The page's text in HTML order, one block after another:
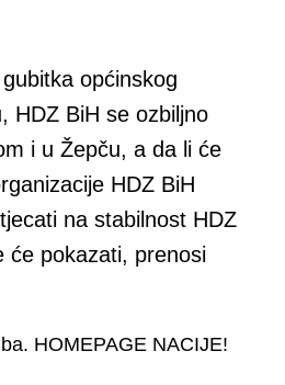
općinskog
HDZ BiH se ozbiljno
i u Žepču, a da li će
HDZ BiH
na stabilnost HDZ
će pokazati, prenosi
HOMEPAGE NACIJE!